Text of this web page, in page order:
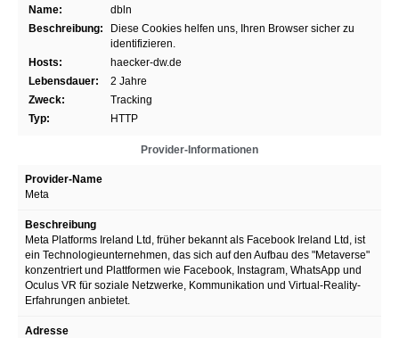
Name:
dbln
Beschreibung:
Diese Cookies helfen uns, Ihren Browser sicher zu
identifizieren.
Hosts:
haecker-dw.de
Lebensdauer:
2 Jahre
Zweck:
Tracking
Typ:
HTTP
Provider-Informationen
Provider-Name
Meta
Beschreibung
Meta Platforms Ireland Ltd, früher bekannt als Facebook Ireland Ltd, ist
ein Technologieunternehmen, das sich auf den Aufbau des "Metaverse"
konzentriert und Plattformen wie Facebook, Instagram, WhatsApp und
Oculus VR für soziale Netzwerke, Kommunikation und Virtual-Reality-
Erfahrungen anbietet.
Adresse